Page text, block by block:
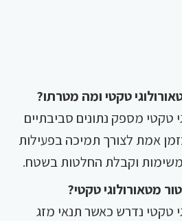
טקטי ומה מטרתו?
טקטי מספק נתונים סביבתיים
אמת לצורך תמיכה בפעילות
וקבלת החלטות בשטח.
מטאורולוגי טקטי?
טקטי נדרש כאשר תנאי מזג